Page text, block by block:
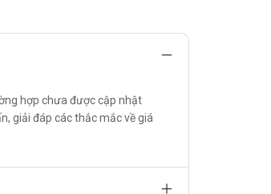
hợp chưa được cập nhật
giải đáp các thắc mắc về giá